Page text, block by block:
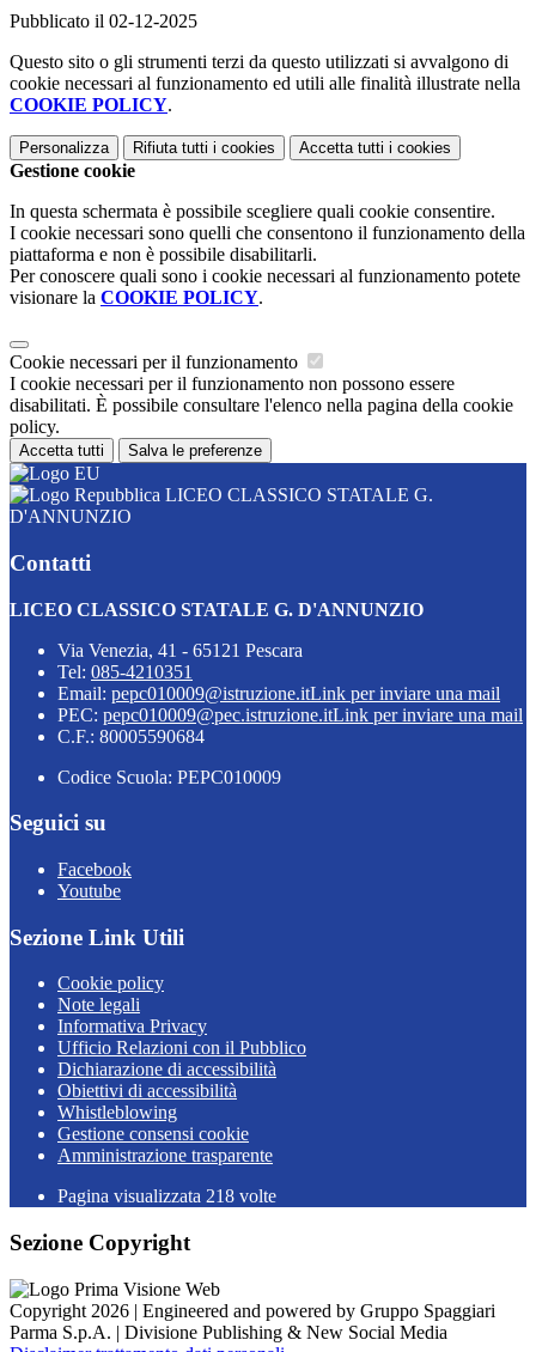
Pubblicato il 02-12-2025
Questo sito o gli strumenti terzi da questo utilizzati si avvalgono di
cookie necessari al funzionamento ed utili alle finalità illustrate nella
COOKIE POLICY.
Personalizza Rifiuta tutti i cookies Accetta tutti i cookies
Gestione cookie
In questa schermata è possibile scegliere quali cookie consentire.
I cookie necessari sono quelli che consentono il funzionamento della
piattaforma e non è possibile disabilitarli.
Per conoscere quali sono i cookie necessari al funzionamento potete
visionare la COOKIE POLICY.
Cookie necessari per il funzionamento
I cookie necessari per il funzionamento non possono essere
disabilitati. È possibile consultare l'elenco nella pagina della cookie
policy.
Accetta tutti Salva le preferenze
LICEO CLASSICO STATALE G.
D'ANNUNZIO
Contatti
LICEO CLASSICO STATALE G. D'ANNUNZIO
Via Venezia, 41 - 65121 Pescara
Tel: 085-4210351
Email: pepc010009@istruzione.itLink per inviare una mail
PEC: pepc010009@pec.istruzione.itLink per inviare una mail
C.F.: 80005590684
Codice Scuola: PEPC010009
Seguici su
Facebook
Youtube
Sezione Link Utili
Cookie policy
Note legali
Informativa Privacy
Ufficio Relazioni con il Pubblico
Dichiarazione di accessibilità
Obiettivi di accessibilità
Whistleblowing
Gestione consensi cookie
Amministrazione trasparente
Pagina visualizzata 218 volte
Sezione Copyright
Copyright 2026 | Engineered and powered by Gruppo Spaggiari
Parma S.p.A. | Divisione Publishing & New Social Media